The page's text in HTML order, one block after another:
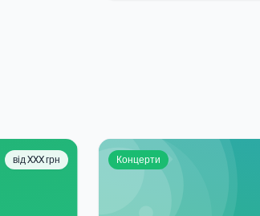
від XXX грн Концерти